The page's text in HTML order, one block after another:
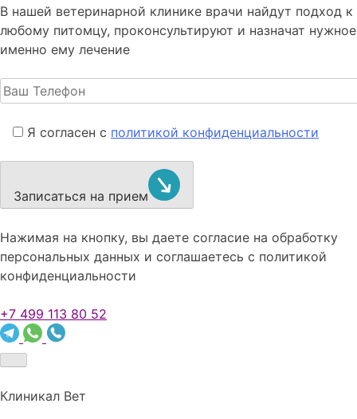
В нашей ветеринарной клинике врачи найдут подход к
любому питомцу, проконсультируют и назначат нужное
именно ему лечение
Я согласен с политикой конфиденциальности
Записаться на прием
Нажимая на кнопку, вы даете согласие на обработку
персональных данных и соглашаетесь c политикой
конфиденциальности
+7 499 113 80 52
Клиникал Вет